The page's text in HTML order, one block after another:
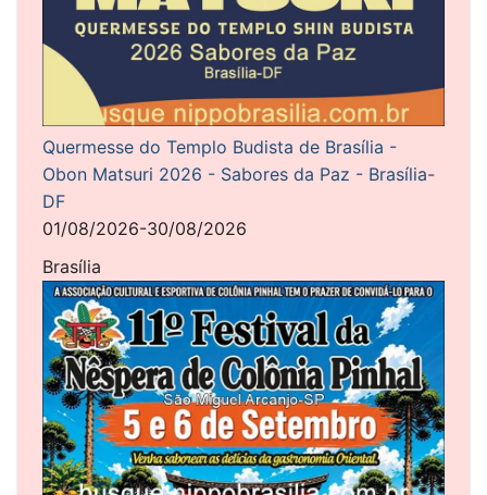
Quermesse do Templo Budista de Brasília -
Obon Matsuri 2026 - Sabores da Paz - Brasília-
DF
01/08/2026-30/08/2026
Brasília